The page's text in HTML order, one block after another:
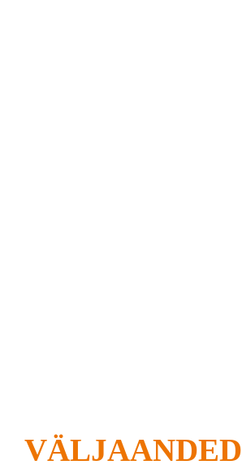
VÄLJAANDED